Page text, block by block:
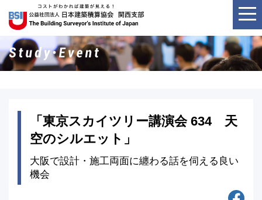
「東京スカイツリー講演会 634 天
空のシルエット」
大阪で設計・施工両面に纏わる話を伺える良い
機会